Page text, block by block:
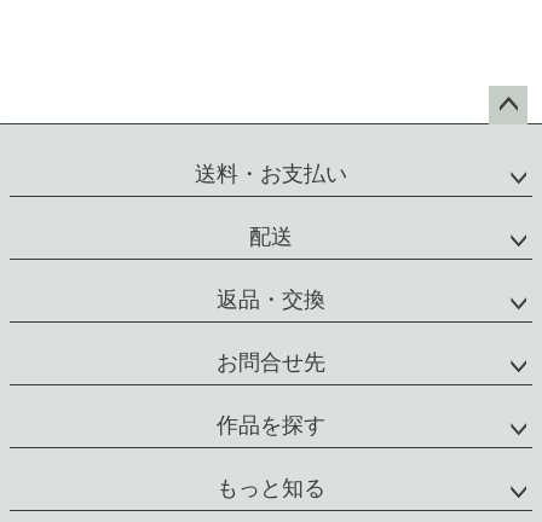
ップ
送料・お支払い
配送
返品・交換
お問合せ先
作品を探す
もっと知る